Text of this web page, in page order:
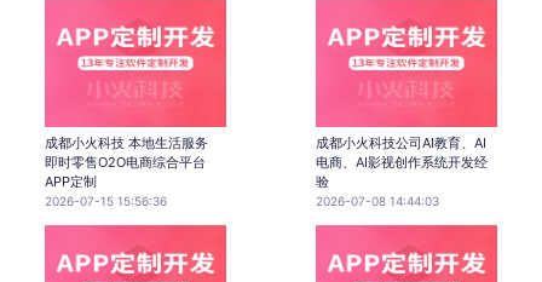
成都小火科技 本地生活服务
即时零售O2O电商综合平台
APP定制
2026-07-15 15:56:36
成都小火科技公司AI教育、AI
电商、AI影视创作系统开发经
验
2026-07-08 14:44:03